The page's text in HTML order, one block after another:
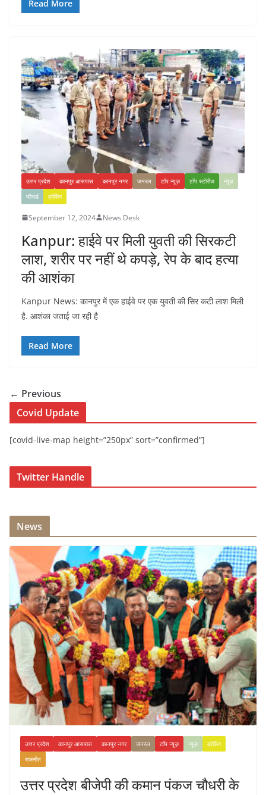
Read More
उत्तर प्रदेश कानपुर आसपास कानपुर नगर जनरल टॉप न्यूज़ टॉप स्टोरीज
न्यूज़
फीचर्ड
ब्रेकिंग
September 12, 2024 News Desk
Kanpur: हाईवे पर मिली युवती की सिरकटी
लाश, शरीर पर नहीं थे कपड़े, रेप के बाद हत्या
की आशंका
Kanpur News: कानपुर में एक हाईवे पर एक युवती की सिर कटी लाश मिली
है. आशंका जताई जा रही है
Read More
← Previous
Covid Update
[covid-live-map height=”250px” sort=”confirmed”]
Twitter Handle
News
उत्तर प्रदेश कानपुर आसपास कानपुर नगर जनरल टॉप न्यूज़ न्यूज़
ब्रेकिंग
राजनीत
उत्तर प्रदेश बीजेपी की कमान पंकज चौधरी के